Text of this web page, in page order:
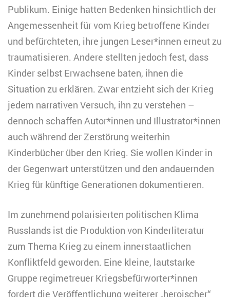
Publikum. Einige hatten Bedenken hinsichtlich der
Angemessenheit für vom Krieg betroffene Kinder
und befürchteten, ihre jungen Leser*innen erneut zu
traumatisieren. Andere stellten jedoch fest, dass
Kinder selbst Erwachsene baten, ihnen die
Situation zu erklären. Zwar entzieht sich der Krieg
jedem narrativen Versuch, ihn zu verstehen –
dennoch schaffen Autor*innen und Illustrator*innen
auch während der Zerstörung weiterhin
Kinderbücher über den Krieg. Sie wollen Kinder in
der Gegenwart unterstützen und den andauernden
Krieg für künftige Generationen dokumentieren.
Im zunehmend polarisierten politischen Klima
Russlands ist die Produktion von Kinderliteratur
zum Thema Krieg zu einem innerstaatlichen
Konfliktfeld geworden. Eine kleine, lautstarke
Gruppe regimetreuer Kriegsbefürworter*innen
fordert die Veröffentlichung weiterer „heroischer“